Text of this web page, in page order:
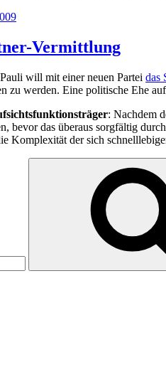
Vermittlung
will mit einer neuen Partei das
zu werden. Eine politische Ehe
: Nachdem
bevor das überaus sorgfältig
Komplexität der sich